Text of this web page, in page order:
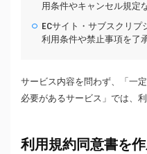
用条件やキャンセル規定
ECサイト・サブスクリ
利用条件や禁止事項を了
サービス内容を問わず、「一
必要があるサービス」では、
利用規約同意書を